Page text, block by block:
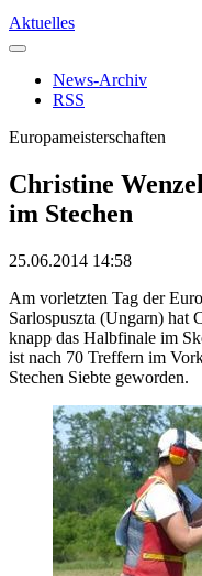
Aktuelles
News-Archiv
RSS
Europameisterschaften
Christine
im Stechen
25.06.2014 14:58
Am vorletzten Tag der
Sarlospuszta (Ungarn) hat
knapp das Halbfinale im
ist nach 70 Treffern im
Stechen Siebte geworden.